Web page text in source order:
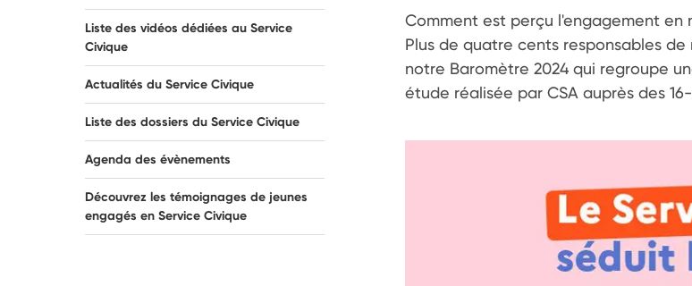
Liste des vidéos dédiées au Service
Civique
Actualités du Service Civique
Liste des dossiers du Service Civique
Agenda des évènements
Découvrez les témoignages de jeunes
engagés en Service Civique
Comment est perçu l'engagement en
Plus de quatre cents responsables
notre Baromètre 2024 qui regroupe
étude réalisée par CSA auprès des